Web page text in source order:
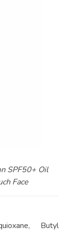
SPF50+ Oil
Face
Butyl